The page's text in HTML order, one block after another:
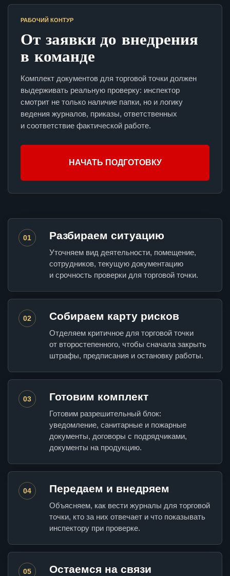
РАБОЧИЙ КОНТУР
От заявки до внедрения
в команде
Комплект документов для торговой точки должен
выдерживать реальную проверку: инспектор
смотрит не только наличие папки, но и логику
ведения журналов, приказы, ответственных
и соответствие фактической работе.
НАЧАТЬ ПОДГОТОВКУ
01 Разбираем ситуацию
Уточняем вид деятельности, помещение,
сотрудников, текущую документацию
и срочность проверки для торговой точки.
02 Собираем карту рисков
Отделяем критичное для торговой точки
от второстепенного, чтобы сначала закрыть
штрафы, предписания и остановку работы.
03 Готовим комплект
Готовим разрешительный блок:
уведомление, санитарные и пожарные
документы, договоры с подрядчиками,
документы на продукцию.
04 Передаем и внедряем
Объясняем, как вести журналы для торговой
точки, кто за них отвечает и что показывать
инспектору при проверке.
05 Остаемся на связи